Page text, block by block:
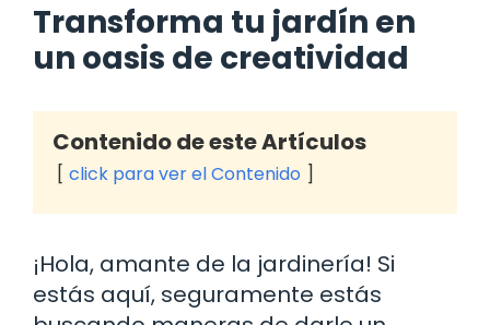
Transforma tu jardín en
un oasis de creatividad
Contenido de este Artículos
click para ver el Contenido
¡Hola, amante de la jardinería! Si
estás aquí, seguramente estás